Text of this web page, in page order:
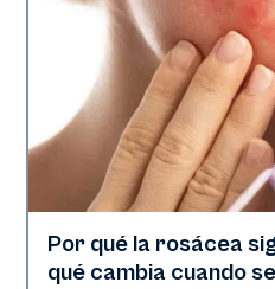
Salud de la piel
Por qué la rosácea
qué cambia cuando